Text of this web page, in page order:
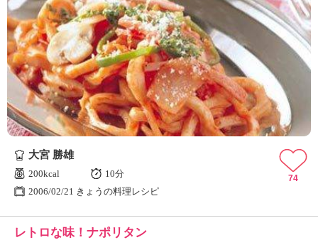
大宮 勝雄
200kcal
10分
2006/02/21 きょうの料理レシピ
74
レトロな味！ナポリタン